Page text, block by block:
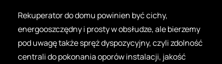
Rekuperator do domu powinien być cichy,
energooszczędny i prosty w obsłudze, ale bierzemy
pod uwagę także spręż dyspozycyjny, czyli zdolność
centrali do pokonania oporów instalacji, jakość